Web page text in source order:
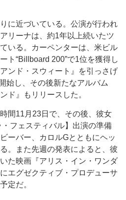
に近づいている。公演が行われ
リーナは、約1年以上続いたツ
いる。カーペンターは、米ビル
ト“Billboard 200”で1位を獲得し
ンド・スウィート』を引っさげ
始し、その後新たなアルバム
ド』もリリースした。
間11月23日で、その後、彼女
フェスティバル】出演の準備
ーバー、カロルGとともにヘッ
。また先週の発表によると、彼
た映画『アリス・イン・ワンダ
エグゼクティブ・プロデューサ
定だ。